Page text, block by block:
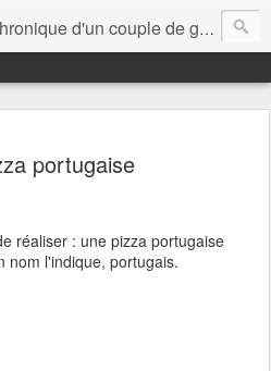
d'un couple de gourmands
portugaise
réaliser : une pizza portugaise
nom l'indique, portugais.